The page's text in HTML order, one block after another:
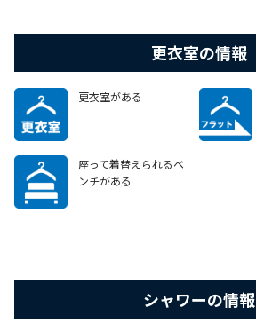
更衣室の情報
更衣室がある
座って着替えられるベ
ンチがある
シャワーの情報